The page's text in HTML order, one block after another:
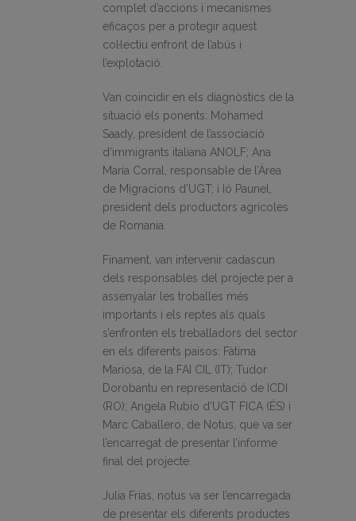
complet d’accions i mecanismes
eficaços per a protegir aquest
col·lectiu enfront de l’abús i
l’explotació.
Van coincidir en els diagnòstics de la
situació els ponents: Mohamed
Saady, president de l’associació
d’immigrants italiana ANOLF; Ana
María Corral, responsable de l’Àrea
de Migracions d’UGT; i Ió Paunel,
president dels productors agrícoles
de Romania.
Finament, van intervenir cadascun
dels responsables del projecte per a
assenyalar les troballes més
importants i els reptes als quals
s’enfronten els treballadors del sector
en els diferents països: Fàtima
Mariosa, de la FAI CIL (IT); Tudor
Dorobantu en representació de ICDI
(RO); Angela Rubio d’UGT FICA (ÉS) i
Marc Caballero, de Notus, que va ser
l’encarregat de presentar l’informe
final del projecte.
Julia Frías, notus va ser l’encarregada
de presentar els diferents productes